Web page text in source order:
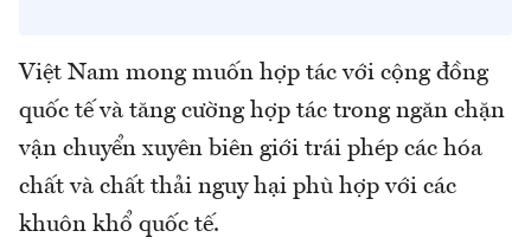
Việt Nam mong muốn hợp tác với cộng đồng
quốc tế và tăng cường hợp tác trong ngăn chặn
vận chuyển xuyên biên giới trái phép các hóa
chất và chất thải nguy hại phù hợp với các
khuôn khổ quốc tế.